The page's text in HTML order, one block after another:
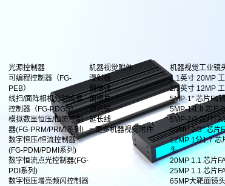
光源控制器
可编程控制器（FG-
PEB）
线扫/面阵相机分时成像
控制器（FG-PDGS）
模拟数显恒压/恒流控制
器(FG-PRM/PRMI系列)
数字恒压/恒流控制器
(FG-PDM/PDMI系列)
数字恒流点光控制器(FG-
PDI系列)
数字恒压增亮频闪控制器
机器视觉附件
漫射板
偏振镜
偏振片
滤光镜
延长线
> 更多机器视觉附件
机器视觉工业镜
1.1英寸 20MP
2/3英寸 12MP
5MP-1" 芯片FA
5MP-1/1.8 芯片
5MP-2/3 芯片FA
10MP-2/3" 芯片
12MP 1分1.7 芯
头
20MP 1.1 芯片
25MP 1.1 芯片
65MP大靶面镜